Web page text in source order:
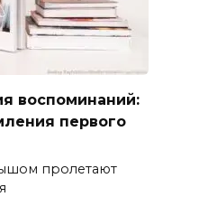
воспоминаний:
первого
пролетают